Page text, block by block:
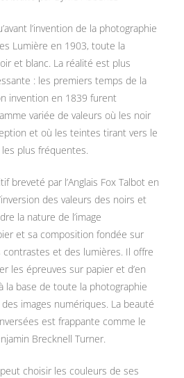
l’invention de la photographie
Lumière en 1903, toute la
et blanc. La réalité est plus
: les premiers temps de la
invention en 1839 furent
variée de valeurs où les noir
et où les teintes tirant vers le
plus fréquentes.
breveté par l’Anglais Fox Talbot en
des valeurs des noirs et
la nature de l’image
et sa composition fondée sur
contrastes et des lumières. Il offre
les épreuves sur papier et d’en
la base de toute la photographie
images numériques. La beauté
est frappante comme le
Brecknell Turner.
choisir les couleurs de ses